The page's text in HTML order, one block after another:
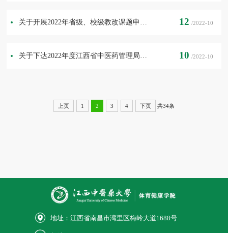
12 /2022-10
10 /2022-10
上页 1 2 3 4 下页 共34条
地址：江西省南昌市湾里区梅岭大道1688号